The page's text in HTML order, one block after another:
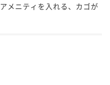
メニティを入れる、カゴが